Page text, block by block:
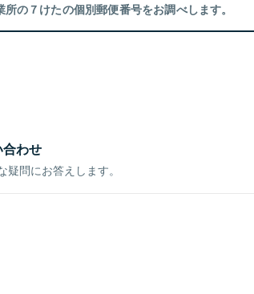
所の７けたの個別郵便番号をお調べします。
わせ
問にお答えします。